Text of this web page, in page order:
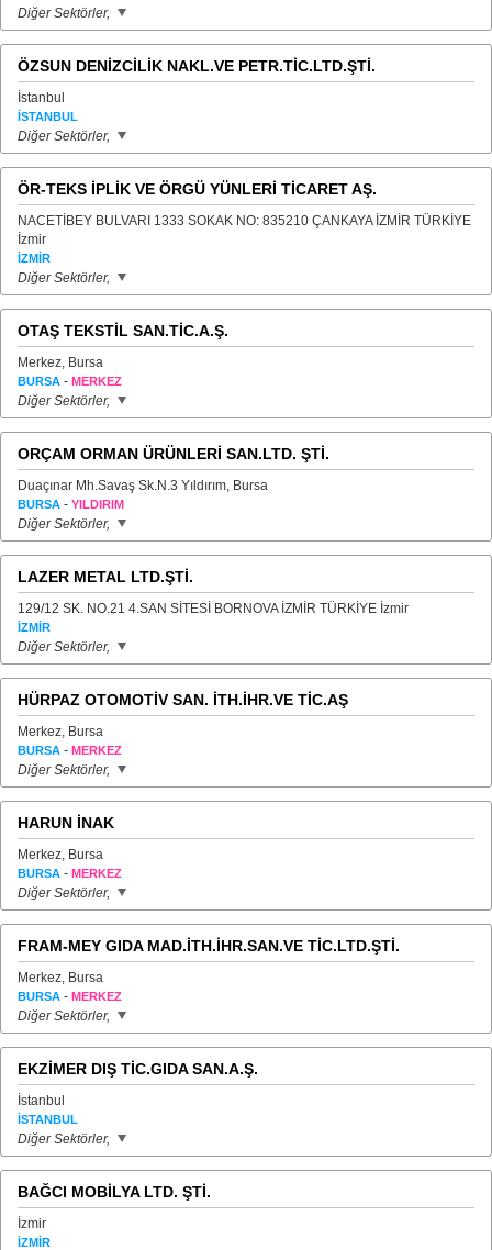
Diğer Sektörler,
ÖZSUN DENİZCİLİK NAKL.VE PETR.TİC.LTD.ŞTİ.
İstanbul
İSTANBUL
Diğer Sektörler,
ÖR-TEKS İPLİK VE ÖRGÜ YÜNLERİ TİCARET AŞ.
NACETİBEY BULVARI 1333 SOKAK NO: 835210 ÇANKAYA İZMİR TÜRKİYE
İzmir
İZMİR
Diğer Sektörler,
OTAŞ TEKSTİL SAN.TİC.A.Ş.
Merkez, Bursa
BURSA - MERKEZ
Diğer Sektörler,
ORÇAM ORMAN ÜRÜNLERİ SAN.LTD. ŞTİ.
Duaçınar Mh.Savaş Sk.N.3 Yıldırım, Bursa
BURSA - YILDIRIM
Diğer Sektörler,
LAZER METAL LTD.ŞTİ.
129/12 SK. NO.21 4.SAN SİTESİ BORNOVA İZMİR TÜRKİYE İzmir
İZMİR
Diğer Sektörler,
HÜRPAZ OTOMOTİV SAN. İTH.İHR.VE TİC.AŞ
Merkez, Bursa
BURSA - MERKEZ
Diğer Sektörler,
HARUN İNAK
Merkez, Bursa
BURSA - MERKEZ
Diğer Sektörler,
FRAM-MEY GIDA MAD.İTH.İHR.SAN.VE TİC.LTD.ŞTİ.
Merkez, Bursa
BURSA - MERKEZ
Diğer Sektörler,
EKZİMER DIŞ TİC.GIDA SAN.A.Ş.
İstanbul
İSTANBUL
Diğer Sektörler,
BAĞCI MOBİLYA LTD. ŞTİ.
İzmir
İZMİR